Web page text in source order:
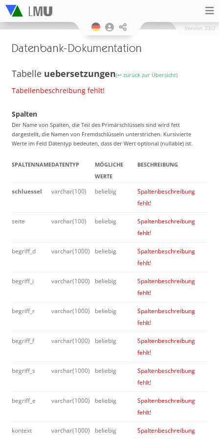
Version 23/2
Datenbank-Dokumentation
Tabelle uebersetzungen(↩ zurück zur Übersicht)
Tabellenbeschreibung fehlt!
Spalten
Der Name von Spalten, die Teil des Primärschlüssels sind wird fett
dargestellt, die Namen von Fremdschlüsseln unterstrichen. Kursivierte
Werte im Feld Datentyp bedeuten, dass der Wert optional (nullable) ist.
SPALTENNAMEDATENTYP
MÖGLICHE
WERTE
BESCHREIBUNG
schluessel varchar(100) beliebig
Spaltenbeschreibung
fehlt!
seite varchar(100) beliebig
Spaltenbeschreibung
fehlt!
begriff_d varchar(1000) beliebig
Spaltenbeschreibung
fehlt!
begriff_i varchar(1000) beliebig
Spaltenbeschreibung
fehlt!
begriff_r varchar(1000) beliebig
Spaltenbeschreibung
fehlt!
begriff_f varchar(1000) beliebig
Spaltenbeschreibung
fehlt!
begriff_s varchar(1000) beliebig
Spaltenbeschreibung
fehlt!
begriff_e varchar(1000) beliebig
Spaltenbeschreibung
fehlt!
kontext varchar(1000) beliebig
Spaltenbeschreibung